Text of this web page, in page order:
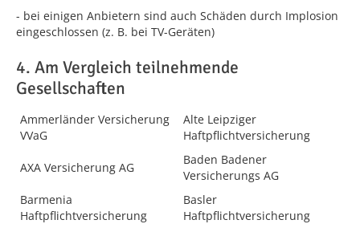
- bei einigen Anbietern sind auch Schäden durch Implosion
eingeschlossen (z. B. bei TV-Geräten)
4. Am Vergleich teilnehmende
Gesellschaften
Ammerländer Versicherung
VVaG
Alte Leipziger
Haftpflichtversicherung
AXA Versicherung AG
Baden Badener
Versicherungs AG
Barmenia
Haftpflichtversicherung
Basler
Haftpflichtversicherung